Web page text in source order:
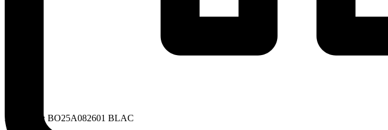
Артикул: BO25A082601 BLAC